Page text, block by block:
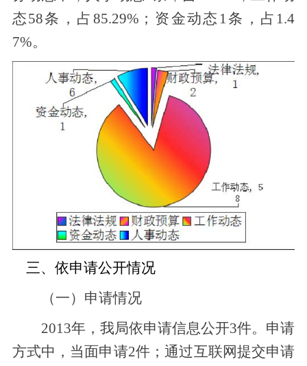
态58条，占85.29%；资金动态1条，占1.4
7%。
三、依申请公开情况
（一）申请情况
2013年，我局依申请信息公开3件。申请
方式中，当面申请2件 ；通过互联网提交申请